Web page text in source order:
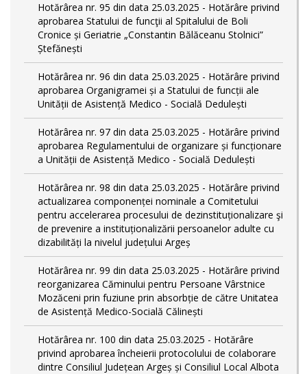
Hotărârea nr. 95 din data 25.03.2025 - Hotărâre privind
aprobarea Statului de funcţii al Spitalului de Boli
Cronice și Geriatrie „Constantin Bălăceanu Stolnici”
Ștefănești
Hotărârea nr. 96 din data 25.03.2025 - Hotărâre privind
aprobarea Organigramei și a Statului de funcții ale
Unității de Asistență Medico - Socială Dedulești
Hotărârea nr. 97 din data 25.03.2025 - Hotărâre privind
aprobarea Regulamentului de organizare și funcționare
a Unității de Asistență Medico - Socială Dedulești
Hotărârea nr. 98 din data 25.03.2025 - Hotărâre privind
actualizarea componenței nominale a Comitetului
pentru accelerarea procesului de dezinstituționalizare şi
de prevenire a instituționalizării persoanelor adulte cu
dizabilități la nivelul județului Argeș
Hotărârea nr. 99 din data 25.03.2025 - Hotărâre privind
reorganizarea Căminului pentru Persoane Vârstnice
Mozăceni prin fuziune prin absorbție de către Unitatea
de Asistență Medico-Socială Călinești
Hotărârea nr. 100 din data 25.03.2025 - Hotărâre
privind aprobarea încheierii protocolului de colaborare
dintre Consiliul Județean Argeș și Consiliul Local Albota